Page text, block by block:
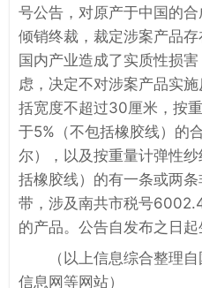
号公告，对原产于中国的
倾销终裁，裁定涉案产品
国内产业造成了实质性损
虑，决定不对涉案产品实
括宽度不超过30厘米，按
于5%（不包括橡胶线）的
尔），以及按重量计弹性
括橡胶线）的有一条或两
带，涉及南共市税号
的产品。公告自发布之日起
（以上信息综合整理
信息网等网站）